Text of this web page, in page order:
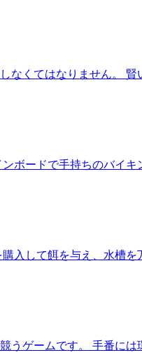
なくてはなりません。
ボードで手持ちのバイ
入して餌を与え、水槽
うゲームです。 手番に